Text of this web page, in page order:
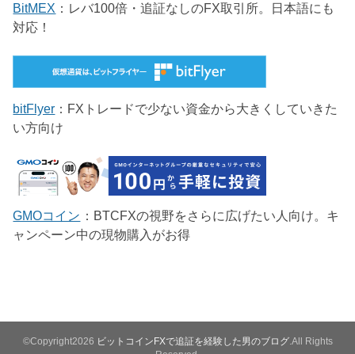
BitMEX ：レバ100倍・追証なしのFX取引所。日本語にも
対応！
bitFlyer ：FXトレードで少ない資金から大きくしていきた
い方向け
GMOコイン ：BTCFXの視野をさらに広げたい人向け。キ
ャンペーン中の現物購入がお得
©Copyright2026 ビットコインFXで追証を経験した男のブログ.All Rights